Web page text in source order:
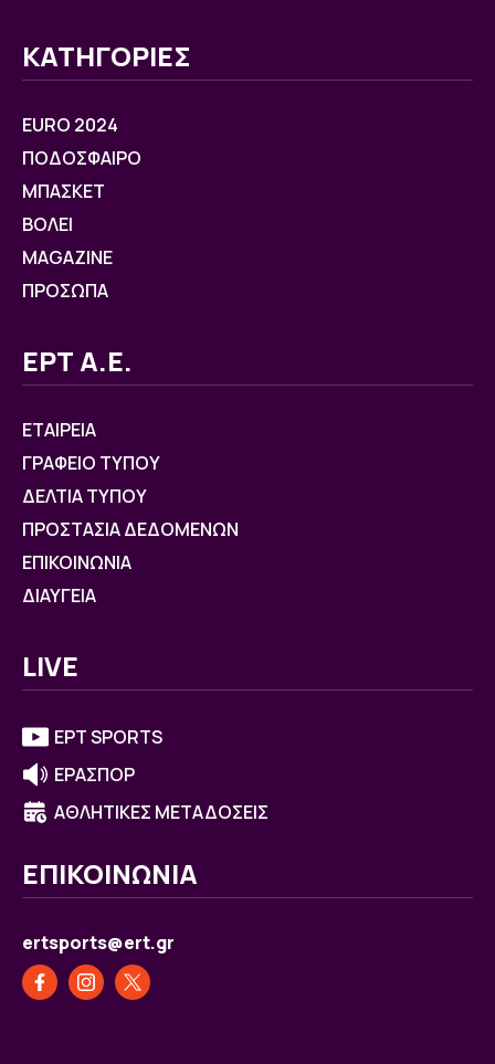
ΚΑΤΗΓΟΡΙΕΣ
EURO 2024
ΠΟΔΟΣΦΑΙΡΟ
ΜΠΑΣΚΕΤ
ΒOΛΕΙ
MAGAZINE
ΠΡΟΣΩΠΑ
ΕΡΤ Α.Ε.
ΕΤΑΙΡΕΙΑ
ΓΡΑΦΕΙΟ ΤΥΠΟΥ
ΔΕΛΤΙΑ ΤΥΠΟΥ
ΠΡΟΣΤΑΣΙΑ ΔΕΔΟΜΕΝΩΝ
ΕΠΙΚΟΙΝΩΝΙΑ
ΔΙΑΥΓΕΙΑ
LIVE
ΕΡΤ SPORTS
ΕΡΑΣΠΟΡ
ΑΘΛΗΤΙΚΕΣ ΜΕΤΑΔΟΣΕΙΣ
ΕΠΙΚΟΙΝΩΝΙΑ
ertsports@ert.gr